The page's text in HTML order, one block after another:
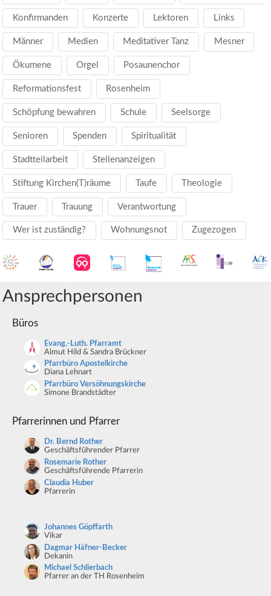
Konfirmanden Konzerte Lektoren Links
Männer Medien Meditativer Tanz Mesner
Ökumene Orgel Posaunenchor
Reformationsfest Rosenheim
Schöpfung bewahren Schule Seelsorge
Senioren Spenden Spiritualität
Stadtteilarbeit Stellenanzeigen
Stiftung Kirchen(T)räume Taufe Theologie
Trauer Trauung Verantwortung
Wer ist zuständig? Wohnungsnot Zugezogen
Ansprechpersonen
Büros
Evang.-Luth. Pfarramt
Almut Hild & Sandra Brückner
Pfarrbüro Apostelkirche
Diana Lehnart
Pfarrbüro Versöhnungskirche
Simone Brandstädter
Pfarrerinnen und Pfarrer
Dr. Bernd Rother
Geschäftsführender Pfarrer
Rosemarie Rother
Geschäftsführende Pfarrerin
Claudia Huber
Pfarrerin
Johannes Göpffarth
Vikar
Dagmar Häfner-Becker
Dekanin
Michael Schlierbach
Pfarrer an der TH Rosenheim